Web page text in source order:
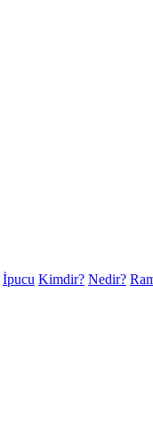
İpucu Kimdir? Nedir?